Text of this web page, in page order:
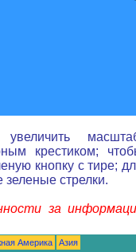
крестиком;
кнопку с тире;
зеленые стрелки.
за
Америка Азия